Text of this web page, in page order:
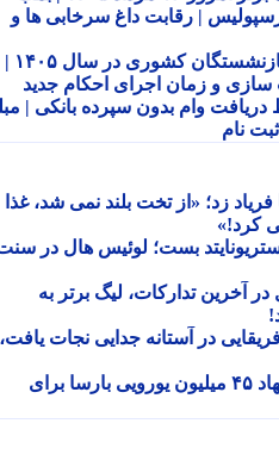
| رقابت داغ سرخابی ها و
جدیدترین خبر افزایش حقوق بازنشستگان کشوری در سال ۱۴۰۵ |
و زمان اجرای احکام جدید
شرایط دریافت وام بدون سپرده بانکی | مبلغ
زد؛ «از تخت بلند نمی شد، غذا
بست؛ لوئیس هال در سنت
خیبر؛ ۴ گل در آخرین تدارکات، لیگ برتر به
در آستانه جدایی نجات یافت،
رئال مادرید هم در کمین؛ پیشنهاد ۴۵ میلیون یورویی بارسا برای